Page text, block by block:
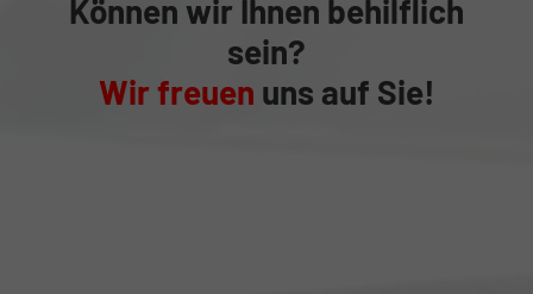
Können wir Ihnen behilflich
sein?
Wir freuen uns auf Sie!